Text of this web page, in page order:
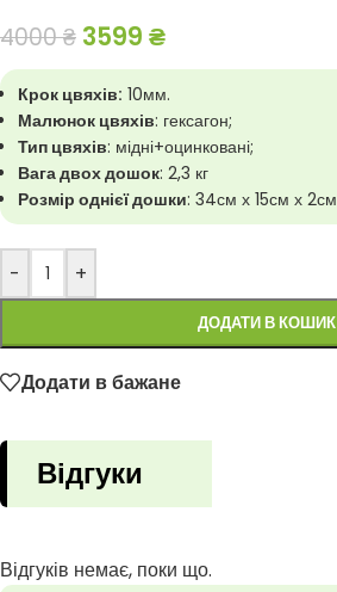
4000₴ 3599 ₴
Крок цвяхів: 10мм.
Малюнок цвяхів: гексагон;
Тип цвяхів: мідні+оцинковані;
Вага двох дошок: 2,3 кг
Розмір однієї дошки: 34см х 15см х 2см
- +
ДОДАТИ В КОШИК
Додати в бажане
Відгуки
Відгуків немає, поки що.